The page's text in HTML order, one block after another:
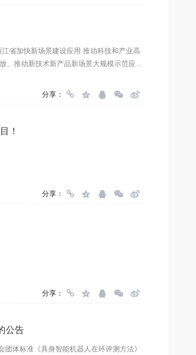
省加快新场景建设应用 推动科技和产业高
推动新技术新产品新场景大规模示范应用
场景是用于系统性验证新技术、新产品、
研发和市场的桥梁，对促进新技术新产品
分享：
！
分享：
分享：
公告
体标准《具身智能机器人在环评测方法》